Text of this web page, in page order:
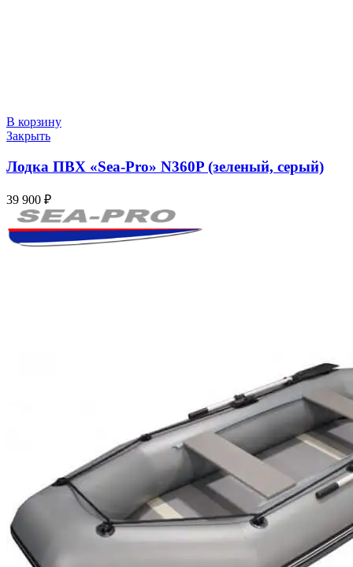
В корзину
Закрыть
Лодка ПВХ «Sea-Pro» N360P (зеленый, серый)
39 900 ₽